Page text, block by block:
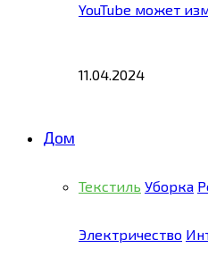
YouTube может
11.04.2024
Дом
Текстиль Уборка
Электричество